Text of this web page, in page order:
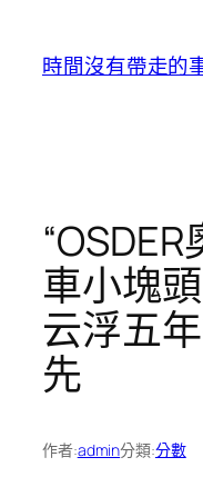
時間沒有帶走的
車小塊
云浮五
先
作者:admin分類:分數